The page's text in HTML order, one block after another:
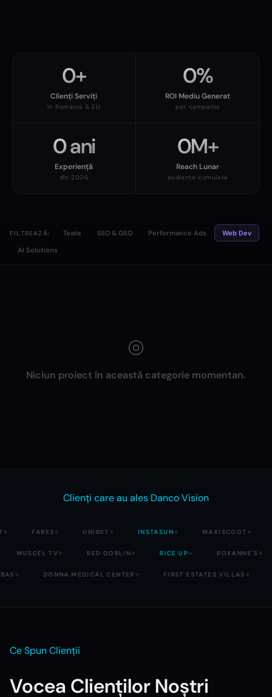
0+
Clienți Serviți
în România & EU
0%
ROI Mediu Generat
per campanie
0ani
Experiență
din 2006
0M+
Reach Lunar
audiențe cumulate
FILTREAZĂ: Toate SEO & GEO Performance Ads
Web Dev
AI Solutions
◎
Niciun proiect în această categorie momentan.
Clienți care au ales Danco Vision
FARES ◆ UNIBET◆ INSTASUN◆ MAXISCOOT◆
MUSCEL TV RED GOBLIN RICE UP ROXANNE'S
◆ DONNA MEDICAL CENTER◆ FIRST ESTATES VILLAS◆
Ce Spun Clienții
Vocea Clienților Noștri